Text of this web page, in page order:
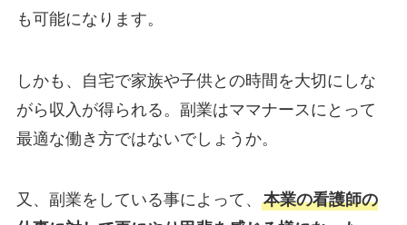
も可能になります。
しかも、自宅で家族や子供との時間を大切にしな
がら収入が得られる。副業はママナースにとって
最適な働き方ではないでしょうか。
又、副業をしている事によって、 本業の看護師の